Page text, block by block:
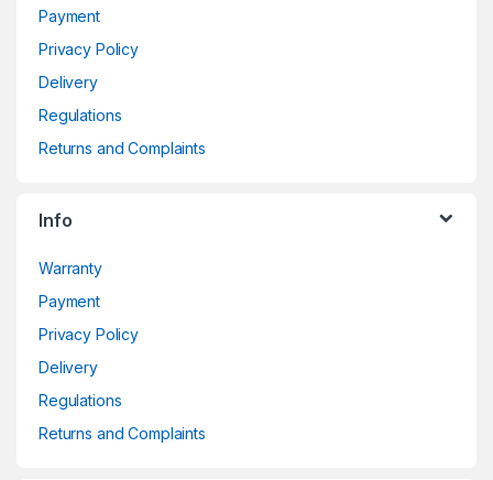
Payment
Privacy Policy
Delivery
Regulations
Returns and Complaints
Info
Warranty
Payment
Privacy Policy
Delivery
Regulations
Returns and Complaints